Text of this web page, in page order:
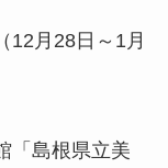
12月28日～1月
「島根県立美